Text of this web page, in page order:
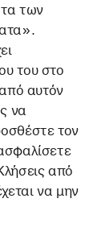
των
του στο
αυτόν
να
τον
από
να μην